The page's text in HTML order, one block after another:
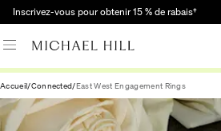
Inscrivez-vous pour obtenir 15 % de rabais†
Accueil/Connected/East West Engagement Rings